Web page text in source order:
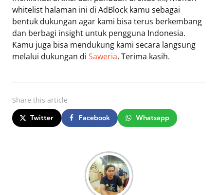
whitelist halaman ini di AdBlock kamu sebagai
bentuk dukungan agar kami bisa terus berkembang
dan berbagi insight untuk pengguna Indonesia.
Kamu juga bisa mendukung kami secara langsung
melalui dukungan di Saweria. Terima kasih.
Share this article
Twitter Facebook Whatsapp